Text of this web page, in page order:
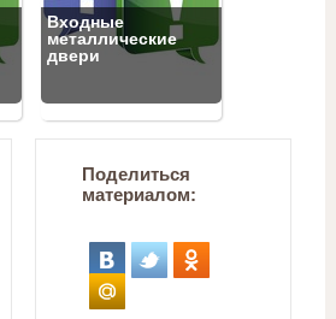
Входные
металлические
двери
Поделиться
материалом: